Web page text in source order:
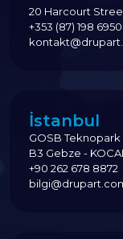
20 Harcourt
+353 (87) 198 6950
İstanbul
GOSB Teknopark
B3 Gebze -
+90 262 678 8872